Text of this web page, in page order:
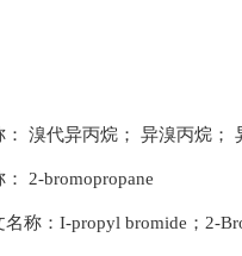
： 溴代异丙烷； 异溴丙烷；
2-bromopropane
称：I-propyl bromide；2-